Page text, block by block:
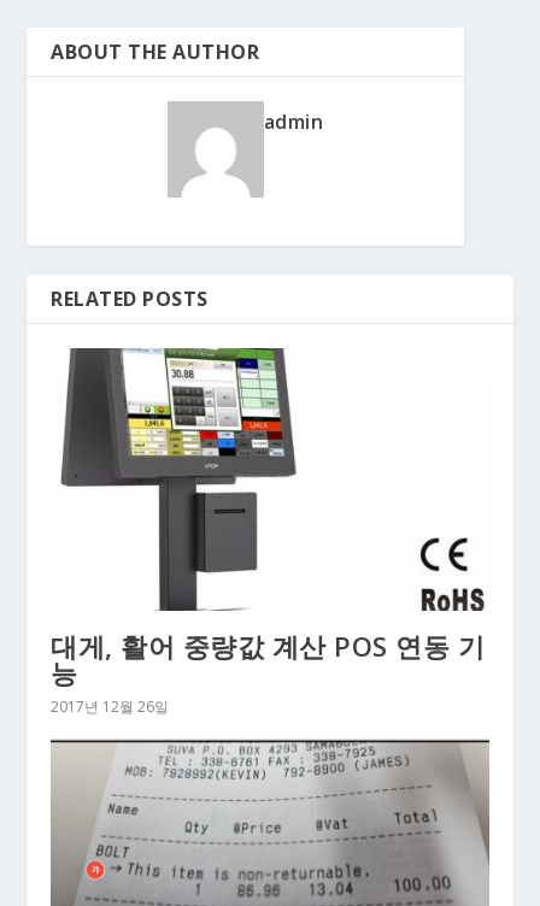
ABOUT THE AUTHOR
admin
RELATED POSTS
대게, 활어 중량값 계산 POS 연동 기
능
2017년 12월 26일